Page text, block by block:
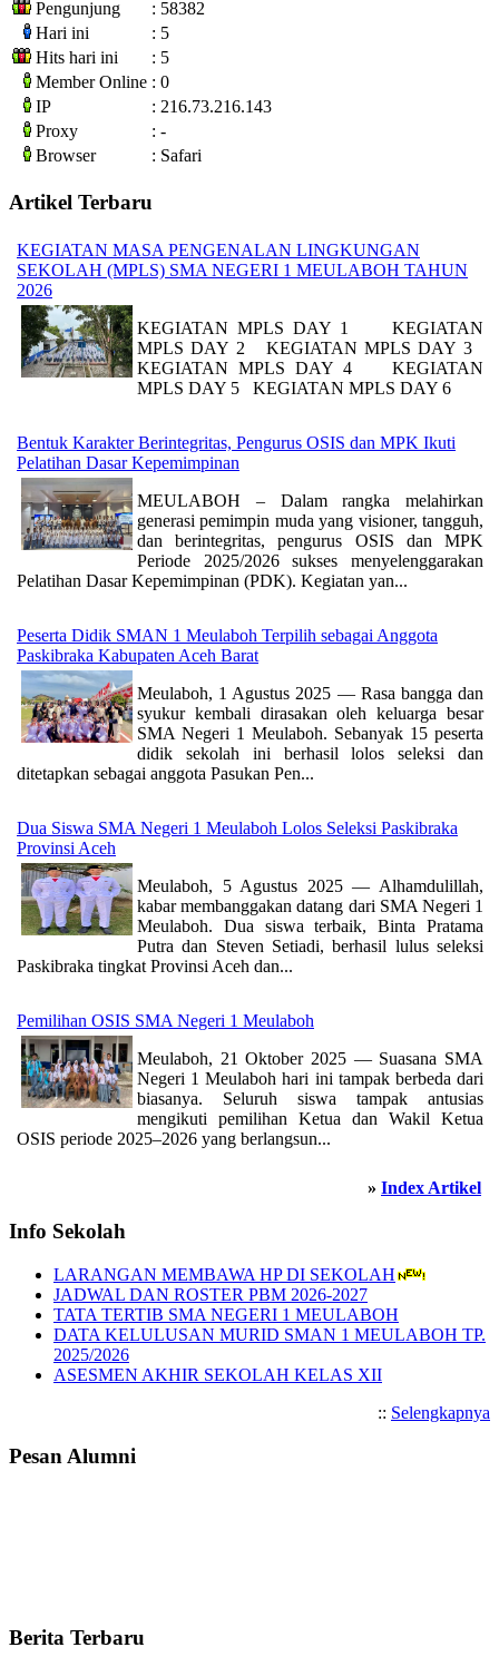
Pengunjung
: 58382
Hari ini
: 5
Hits hari ini
: 5
Member Online : 0
IP
: 216.73.216.143
Proxy
: -
Browser
: Safari
Artikel Terbaru
KEGIATAN MASA PENGENALAN LINGKUNGAN
SEKOLAH (MPLS) SMA NEGERI 1 MEULABOH TAHUN
2026
KEGIATAN MPLS DAY 1 KEGIATAN
MPLS DAY 2 KEGIATAN MPLS DAY 3
KEGIATAN MPLS DAY 4 KEGIATAN
MPLS DAY 5 KEGIATAN MPLS DAY 6
Bentuk Karakter Berintegritas, Pengurus OSIS dan MPK Ikuti
Pelatihan Dasar Kepemimpinan
MEULABOH – Dalam rangka melahirkan
generasi pemimpin muda yang visioner, tangguh,
dan berintegritas, pengurus OSIS dan MPK
Periode 2025/2026 sukses menyelenggarakan
Pelatihan Dasar Kepemimpinan (PDK). Kegiatan yan...
Peserta Didik SMAN 1 Meulaboh Terpilih sebagai Anggota
Paskibraka Kabupaten Aceh Barat
Meulaboh, 1 Agustus 2025 — Rasa bangga dan
syukur kembali dirasakan oleh keluarga besar
SMA Negeri 1 Meulaboh. Sebanyak 15 peserta
didik sekolah ini berhasil lolos seleksi dan
ditetapkan sebagai anggota Pasukan Pen...
Dua Siswa SMA Negeri 1 Meulaboh Lolos Seleksi Paskibraka
Provinsi Aceh
Meulaboh, 5 Agustus 2025 — Alhamdulillah,
kabar membanggakan datang dari SMA Negeri 1
Meulaboh. Dua siswa terbaik, Binta Pratama
Putra dan Steven Setiadi, berhasil lulus seleksi
Paskibraka tingkat Provinsi Aceh dan...
Pemilihan OSIS SMA Negeri 1 Meulaboh
Meulaboh, 21 Oktober 2025 — Suasana SMA
Negeri 1 Meulaboh hari ini tampak berbeda dari
biasanya. Seluruh siswa tampak antusias
mengikuti pemilihan Ketua dan Wakil Ketua
OSIS periode 2025–2026 yang berlangsun...
» Index Artikel
Info Sekolah
LARANGAN MEMBAWA HP DI SEKOLAH
JADWAL DAN ROSTER PBM 2026-2027
TATA TERTIB SMA NEGERI 1 MEULABOH
DATA KELULUSAN MURID SMAN 1 MEULABOH TP.
2025/2026
ASESMEN AKHIR SEKOLAH KELAS XII
:: Selengkapnya
Pesan Alumni
Berita Terbaru